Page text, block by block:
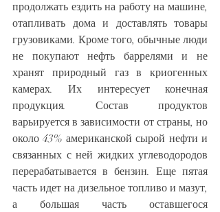
продолжать ездить на работу на машине,
отапливать дома и доставлять товары
грузовиками. Кроме того, обычные люди
не покупают нефть баррелями и не
хранят природный газ в криогенных
камерах. Их интересует конечная
продукция. Состав продуктов
варьируется в зависимости от страны, но
около 43% американской сырой нефти и
связанных с ней жидких углеводородов
перерабатывается в бензин. Еще пятая
часть идет на дизельное топливо и мазут,
а большая часть оставшегося